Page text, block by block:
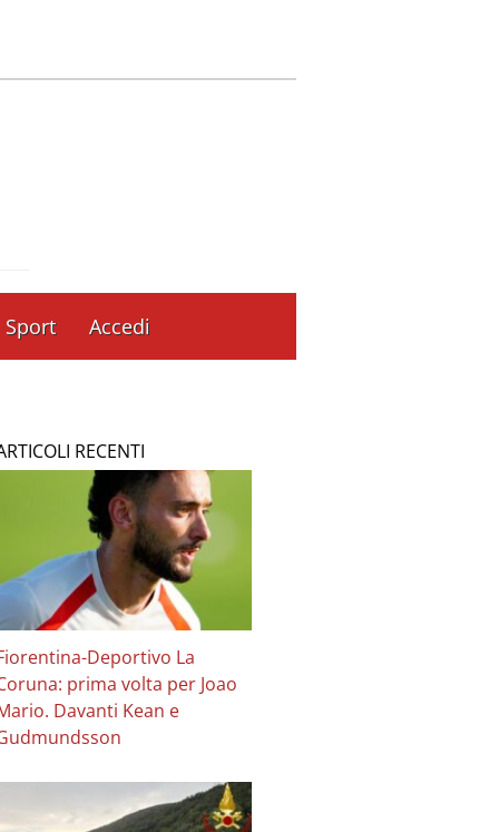
Sport Accedi
RECENTI
Deportivo La
prima volta per Joao
Davanti Kean e